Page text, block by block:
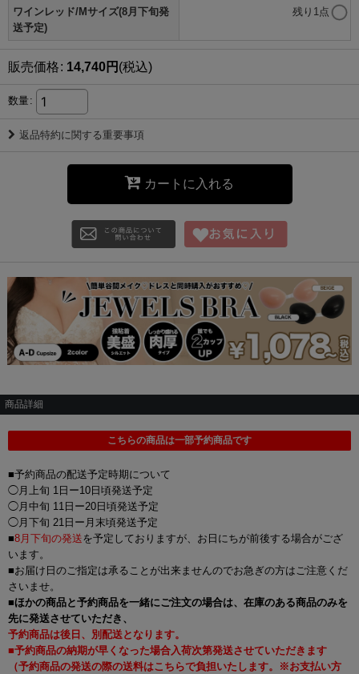
ワインレッド/Mサイズ(8月下旬発
送予定)
残り1点
販売価格: 14,740円 (税込)
数量:
返品特約に関する重要事項
カートに入れる
商品詳細
こちらの商品は一部予約商品です
■予約商品の配送予定時期について
◯月上旬 1日ー10日頃発送予定
◯月中旬 11日ー20日頃発送予定
◯月下旬 21日ー月末頃発送予定
■8月下旬の発送を予定しておりますが、お日にちが前後する場合がござ
います。
■お届け日のご指定は承ることが出来ませんのでお急ぎの方はご注意くだ
さいませ。
■ほかの商品と予約商品を一緒にご注文の場合は、在庫のある商品のみを
先に発送させていただき、
予約商品は後日、別配送となります。
■予約商品の納期が早くなった場合入荷次第発送させていただきます
（予約商品の発送の際の送料はこちらで負担いたします。※お支払い方